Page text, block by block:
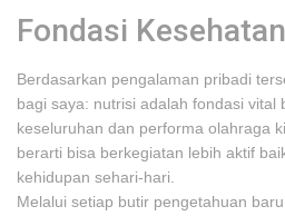
Fondasi Kesehatan
Berdasarkan pengalaman pribadi
bagi saya: nutrisi adalah fondasi vital
keseluruhan dan performa olahraga
berarti bisa berkegiatan lebih aktif
kehidupan sehari-hari.
Melalui setiap butir pengetahuan